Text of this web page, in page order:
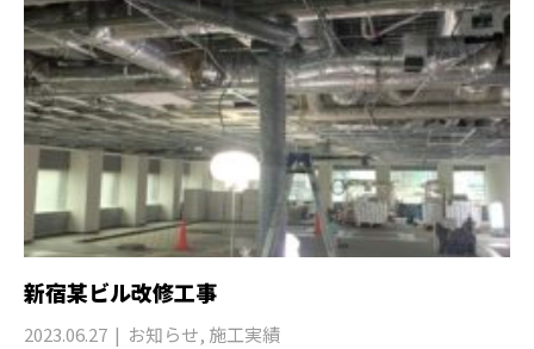
新宿某ビル改修工事
2023.06.27 お知らせ, 施工実績